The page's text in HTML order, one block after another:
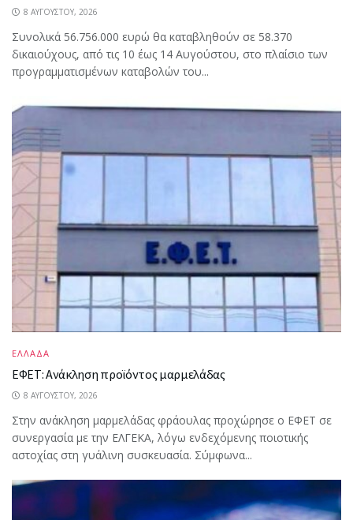
8 ΑΥΓΟΎΣΤΟΥ, 2026
Συνολικά 56.756.000 ευρώ θα καταβληθούν σε 58.370
δικαιούχους, από τις 10 έως 14 Αυγούστου, στο πλαίσιο των
προγραμματισμένων καταβολών του...
ΕΛΛΑΔΑ
ΕΦΕΤ: Ανάκληση προϊόντος μαρμελάδας
8 ΑΥΓΟΎΣΤΟΥ, 2026
Στην ανάκληση μαρμελάδας φράουλας προχώρησε ο ΕΦΕΤ σε
συνεργασία με την ΕΛΓΕΚΑ, λόγω ενδεχόμενης ποιοτικής
αστοχίας στη γυάλινη συσκευασία. Σύμφωνα...